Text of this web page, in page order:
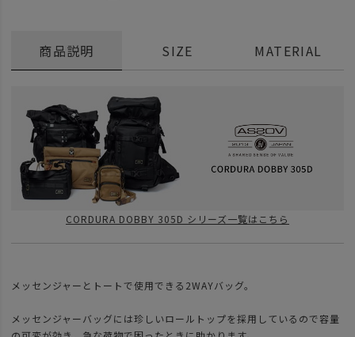
商品説明
CORDURA DOBBY 305D シリーズ一覧はこちら
メッセンジャーとトートで使用できる2WAYバッグ。
メッセンジャーバッグには珍しいロールトップを採用しているので容量
SIZE MATERIAL